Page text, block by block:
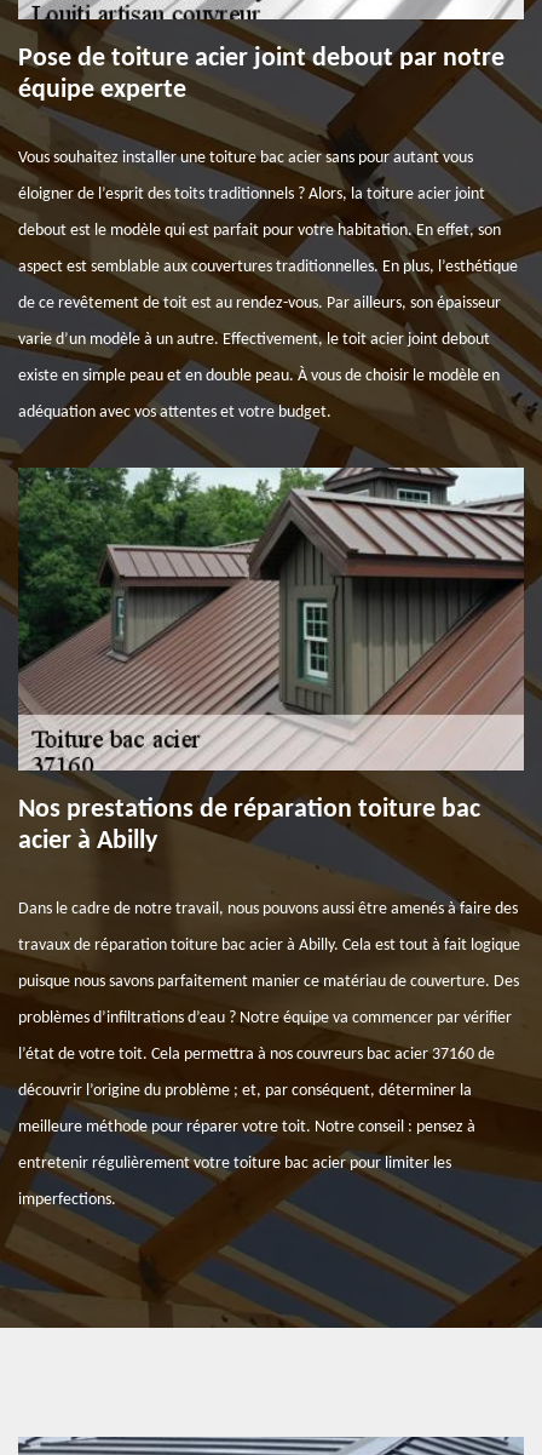
Pose de toiture acier joint debout par notre
équipe experte
Vous souhaitez installer une toiture bac acier sans pour autant vous
éloigner de l’esprit des toits traditionnels ? Alors, la toiture acier joint
debout est le modèle qui est parfait pour votre habitation. En effet, son
aspect est semblable aux couvertures traditionnelles. En plus, l’esthétique
de ce revêtement de toit est au rendez-vous. Par ailleurs, son épaisseur
varie d’un modèle à un autre. Effectivement, le toit acier joint debout
existe en simple peau et en double peau. À vous de choisir le modèle en
adéquation avec vos attentes et votre budget.
Nos prestations de réparation toiture bac
acier à Abilly
Dans le cadre de notre travail, nous pouvons aussi être amenés à faire des
travaux de réparation toiture bac acier à Abilly. Cela est tout à fait logique
puisque nous savons parfaitement manier ce matériau de couverture. Des
problèmes d’infiltrations d’eau ? Notre équipe va commencer par vérifier
l’état de votre toit. Cela permettra à nos couvreurs bac acier 37160 de
découvrir l’origine du problème ; et, par conséquent, déterminer la
meilleure méthode pour réparer votre toit. Notre conseil : pensez à
entretenir régulièrement votre toiture bac acier pour limiter les
imperfections.